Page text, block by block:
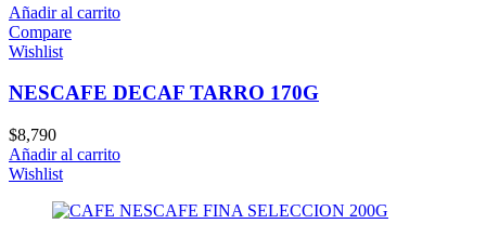
Añadir al carrito
Compare
Wishlist
NESCAFE DECAF TARRO 170G
$8,790
Añadir al carrito
Wishlist